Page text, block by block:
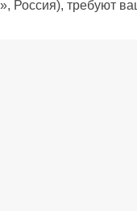
Россия), требуют